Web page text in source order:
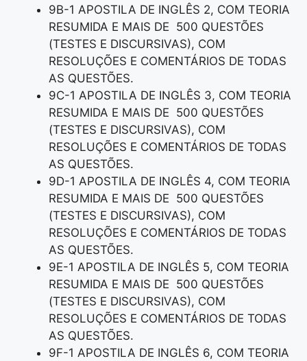
9B-1 APOSTILA DE INGLÊS 2, COM TEORIA
RESUMIDA E MAIS DE 500 QUESTÕES
(TESTES E DISCURSIVAS), COM
RESOLUÇÕES E COMENTÁRIOS DE TODAS
AS QUESTÕES.
9C-1 APOSTILA DE INGLÊS 3, COM TEORIA
RESUMIDA E MAIS DE 500 QUESTÕES
(TESTES E DISCURSIVAS), COM
RESOLUÇÕES E COMENTÁRIOS DE TODAS
AS QUESTÕES.
9D-1 APOSTILA DE INGLÊS 4, COM TEORIA
RESUMIDA E MAIS DE 500 QUESTÕES
(TESTES E DISCURSIVAS), COM
RESOLUÇÕES E COMENTÁRIOS DE TODAS
AS QUESTÕES.
9E-1 APOSTILA DE INGLÊS 5, COM TEORIA
RESUMIDA E MAIS DE 500 QUESTÕES
(TESTES E DISCURSIVAS), COM
RESOLUÇÕES E COMENTÁRIOS DE TODAS
AS QUESTÕES.
9F-1 APOSTILA DE INGLÊS 6, COM TEORIA